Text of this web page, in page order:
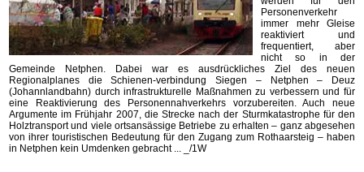
Personenverkehr
immer mehr Gleise
reaktiviert und
frequentiert, aber
nicht so in der
Gemeinde Netphen. Dabei war es ausdrückliches Ziel des neuen
Regionalplanes die Schienen-verbindung Siegen – Netphen – Deuz
(Johannlandbahn) durch infrastrukturelle Maßnahmen zu verbessern und für
eine Reaktivierung des Personennahverkehrs vorzubereiten. Auch neue
Argumente im Frühjahr 2007, die Strecke nach der Sturmkatastrophe für den
Holztransport und viele ortsansässige Betriebe zu erhalten – ganz abgesehen
von ihrer touristischen Bedeutung für den Zugang zum Rothaarsteig – haben
in Netphen kein Umdenken gebracht ... _/1W